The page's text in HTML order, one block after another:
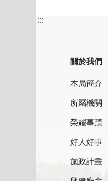
:::
關於我們
本局簡介
所屬機關
榮耀事蹟
好人好事
施政計畫